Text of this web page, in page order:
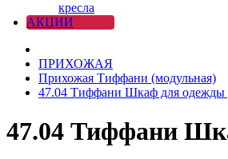
кресла
АКЦИИ
ПРИХОЖАЯ
Прихожая Тиффани (модульная)
47.04 Тиффани Шкаф для одежды
47.04 Тиффани